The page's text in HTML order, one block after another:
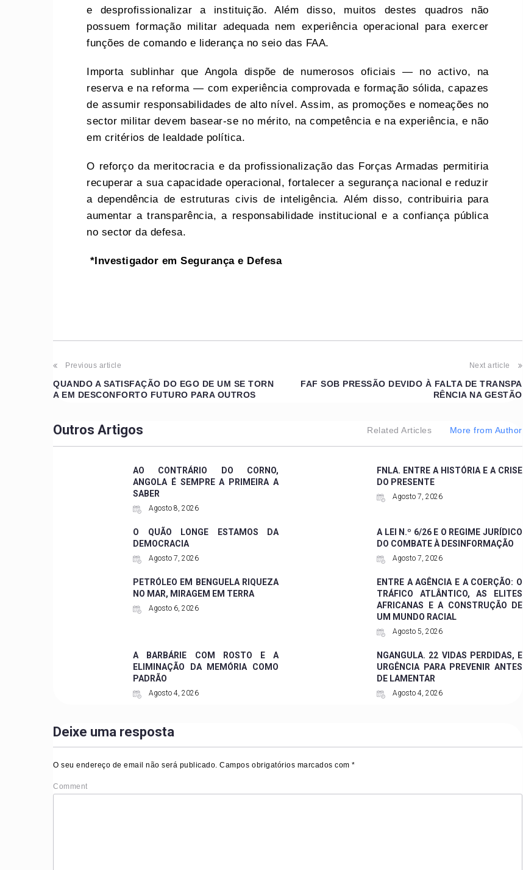
e desprofissionalizar a instituição. Além disso, muitos destes quadros não
possuem formação militar adequada nem experiência operacional para exercer
funções de comando e liderança no seio das FAA.
Importa sublinhar que Angola dispõe de numerosos oficiais — no activo, na
reserva e na reforma — com experiência comprovada e formação sólida, capazes
de assumir responsabilidades de alto nível. Assim, as promoções e nomeações no
sector militar devem basear-se no mérito, na competência e na experiência, e não
em critérios de lealdade política.
O reforço da meritocracia e da profissionalização das Forças Armadas permitiria
recuperar a sua capacidade operacional, fortalecer a segurança nacional e reduzir
a dependência de estruturas civis de inteligência. Além disso, contribuiria para
aumentar a transparência, a responsabilidade institucional e a confiança pública
no sector da defesa.
*Investigador em Segurança e Defesa
Post
navigation
Previous article
QUANDO A SATISFAÇÃO DO EGO DE UM SE TORN
A EM DESCONFORTO FUTURO PARA OUTROS
Next article
FAF SOB PRESSÃO DEVIDO À FALTA DE TRANSPA
RÊNCIA NA GESTÃO
Outros Artigos Related Articles More from Author
AO CONTRÁRIO DO CORNO,
ANGOLA É SEMPRE A PRIMEIRA A
SABER
Agosto 8, 2026
FNLA. ENTRE A HISTÓRIA E A CRISE
DO PRESENTE
Agosto 7, 2026
O QUÃO LONGE ESTAMOS DA
DEMOCRACIA
Agosto 7, 2026
A LEI N.º 6/26 E O REGIME JURÍDICO
DO COMBATE À DESINFORMAÇÃO
Agosto 7, 2026
PETRÓLEO EM BENGUELA RIQUEZA
NO MAR, MIRAGEM EM TERRA
Agosto 6, 2026
ENTRE A AGÊNCIA E A COERÇÃO: O
TRÁFICO ATLÂNTICO, AS ELITES
AFRICANAS E A CONSTRUÇÃO DE
UM MUNDO RACIAL
Agosto 5, 2026
A BARBÁRIE COM ROSTO E A
ELIMINAÇÃO DA MEMÓRIA COMO
PADRÃO
Agosto 4, 2026
NGANGULA. 22 VIDAS PERDIDAS, E
URGÊNCIA PARA PREVENIR ANTES
DE LAMENTAR
Agosto 4, 2026
Deixe uma resposta
O seu endereço de email não será publicado. Campos obrigatórios marcados com*
Comment